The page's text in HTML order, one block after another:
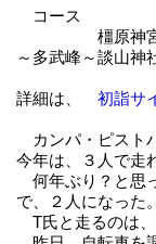
コース
橿原神宮～橘
～多武峰～談山神
詳細は、 初詣サ
カンパ・ピスト
今年は、３人で走
何年ぶり？と思
で、２人になった。
T氏と走るのは、